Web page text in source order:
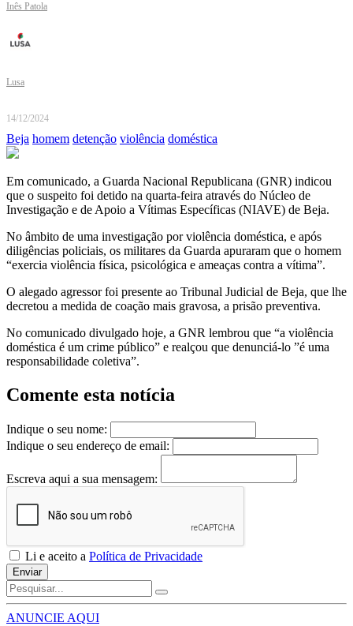
Inês Patola
Lusa
14/12/2024
Beja homem detenção violência doméstica
Em comunicado, a Guarda Nacional Republicana (GNR) indicou
que o suspeito foi detido na quarta-feira através do Núcleo de
Investigação e de Apoio a Vítimas Específicas (NIAVE) de Beja.
No âmbito de uma investigação por violência doméstica, e após
diligências policiais, os militares da Guarda apuraram que o homem
“exercia violência física, psicológica e ameaças contra a vítima”.
O alegado agressor foi presente ao Tribunal Judicial de Beja, que lhe
decretou a medida de coação mais gravosa, a prisão preventiva.
No comunicado divulgado hoje, a GNR lembrou que “a violência
doméstica é um crime público” e realçou que denunciá-lo ”é uma
responsabilidade coletiva”.
Comente esta notícia
Indique o seu nome:
Indique o seu endereço de email:
Escreva aqui a sua mensagem:
Li e aceito a Política de Privacidade
Enviar
ANUNCIE AQUI